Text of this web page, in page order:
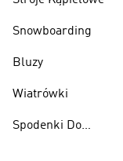
Snowboarding
Bluzy
Wiatrówki
Spodenki Do